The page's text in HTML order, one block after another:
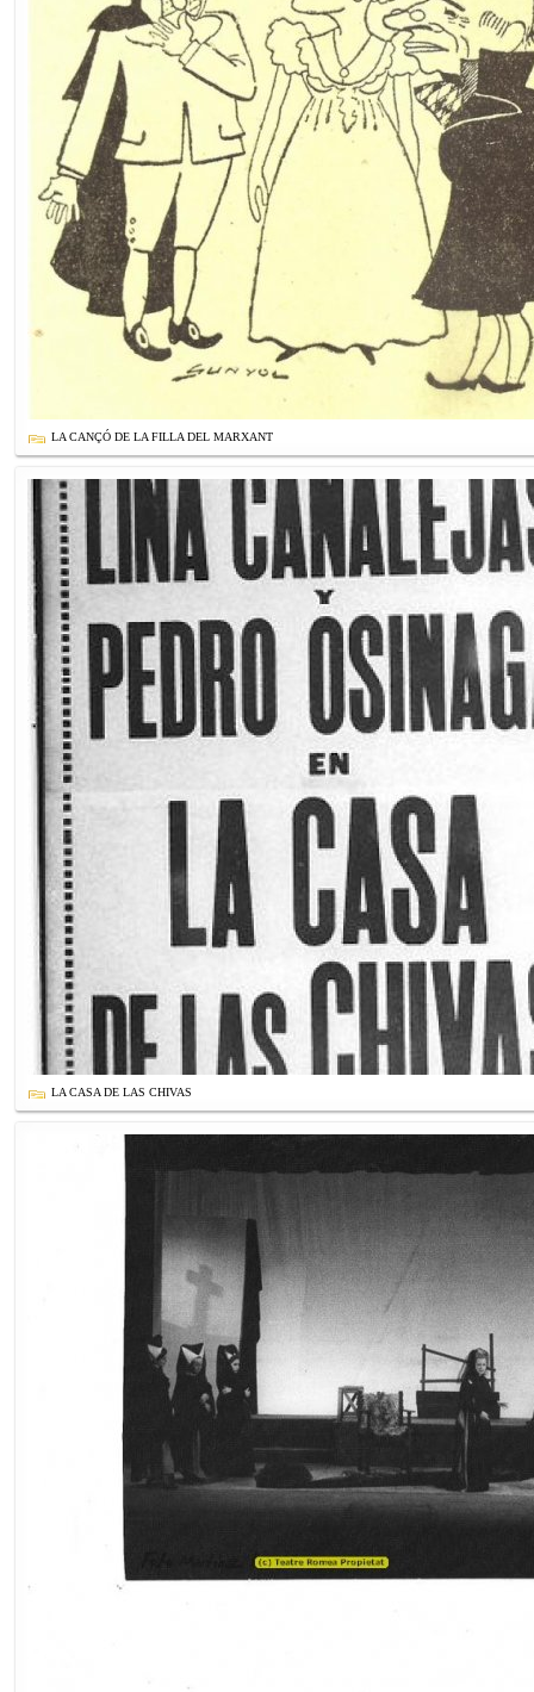
LA CANÇÓ DE LA FILLA DEL MARXANT
LA CASA DE LAS CHIVAS